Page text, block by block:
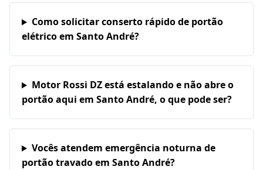
Como solicitar conserto rápido de portão
elétrico em Santo André?
Motor Rossi DZ está estalando e não abre o
portão aqui em Santo André, o que pode ser?
Vocês atendem emergência noturna de
portão travado em Santo André?